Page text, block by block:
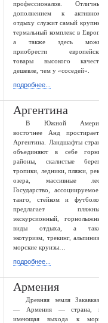
профессионалов. Отличным
дополнением к активному
отдыху служит самый крупный
термальный комплекс в Европе,
а также здесь можно
приобрести европейские
товары высокого качества
дешевле, чем у «соседей».
подробнее...
Аргентина
В Южной Америке
восточнее Анд простирается
Аргентина. Ландшафты страны
объединяют в себе горные
районы, скалистые берега,
тропики, ледники, пляжи, реки,
озера, массивные леса.
Государство, ассоциируемое с
танго, стейком и футболом,
предлагает пляжный,
экскурсионный, горнолыжный
виды отдыха, а также
экотуризм, трекинг, альпинизм,
морские круизы…
подробнее...
Армения
Древняя земля Закавказья
— Армения — страна, не
имеющая выхода к морю,